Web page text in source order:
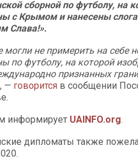
сборной по футболу, на
с Крымом и нанесены
Слава!».
не примерить на себе
по футболу, на которой
признанных
— говорится в сообщении
информирует UAINFO.org.
дипломаты также